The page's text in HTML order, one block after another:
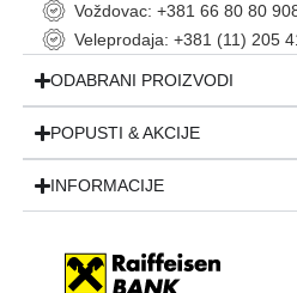
Voždovac: +381 66 80 80
Veleprodaja: +381 (11) 205
ODABRANI PROIZVODI
POPUSTI & AKCIJE
INFORMACIJE